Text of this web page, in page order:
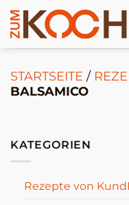
Zum
Inhalt
springen
STARTSEITE /
BALSAMICO
KATEGORIEN
Rezepte von